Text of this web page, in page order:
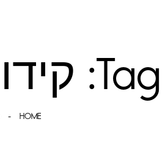
Tag: קידום ממומן בגוגל
HOME